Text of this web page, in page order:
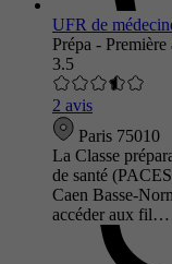
UFR de
Prépa - Première
3.5
2 avis
Paris 75010
La Classe
de santé
Caen Basse-
accéder aux fil…